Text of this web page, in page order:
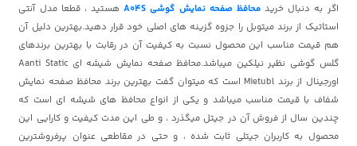
اگر به دنبال خریدمحافظ صفحه نمایش گوشی A04S
هستید ، قطعا مدل آنتی
استاتیک از برند میتوبل را جزوه گزینه های اصلی خود قرار دهید.بهترین دلیل آن
هم قیمت مناسب این محصول نسبت به کیفیت آن در رقابت با بهترین برندهای
گلس گوشی نظیر نیلکین
میباشد.محافظ صفحه نمایش شیشه ای Aanti Static
اورجینال از برند Mietubl است که میتوان گفت بهترین برند محافظ صفحه نمایش
شفاف با قیمت مناسب میباشد و یکی از انواع محافظ های شیشه ای است که
چندین سال از فروش آن در جیتل میگذرد ، و طی این مدت کیفیت و کارایی این
محصول به کاربران جیتلی ثابت شده ، و حتی در مقاطعی عنوان پرفروشترین